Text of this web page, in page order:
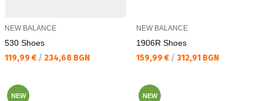
NEW BALANCE
530 Shoes
Текуща цена:
119,99 € / 234,68 BGN
NEW BALANCE
1906R Shoes
Текуща цена:
159,99 € / 312,91 BGN
NEW NEW